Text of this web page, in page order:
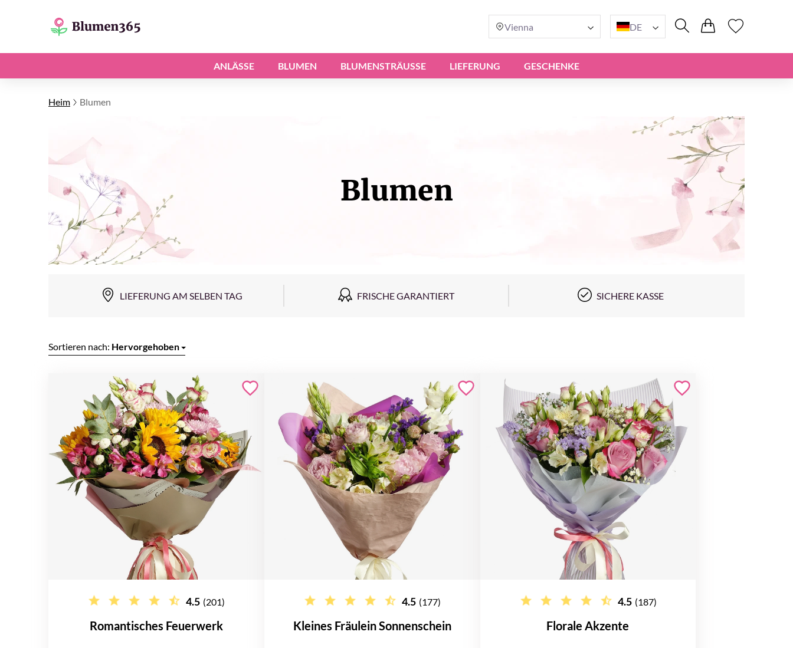
Vienna DE
ANLÄSSE BLUMEN BLUMENSTRÄUSSE LIEFERUNG GESCHENKE
Heim Blumen
Blumen
LIEFERUNG AM SELBEN TAG FRISCHE GARANTIERT SICHERE KASSE
Sortieren nach: Hervorgehoben
4.5 (201)
Romantisches Feuerwerk
4.5 (177)
Kleines Fräulein Sonnenschein
4.5 (187)
Florale Akzente